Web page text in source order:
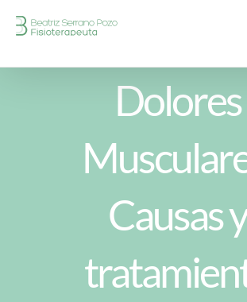
Saltar
contenido
Dolores
Causas y